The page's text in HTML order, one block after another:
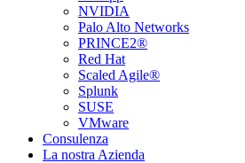
NVIDIA
Palo Alto Networks
PRINCE2®
Red Hat
Scaled Agile®
Splunk
SUSE
VMware
Consulenza
La nostra Azienda